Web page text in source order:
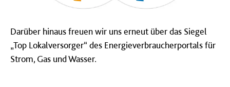
Darüber hinaus freuen wir uns erneut über das Siegel
„Top Lokalversorger“ des Energieverbraucherportals für
Strom, Gas und Wasser.